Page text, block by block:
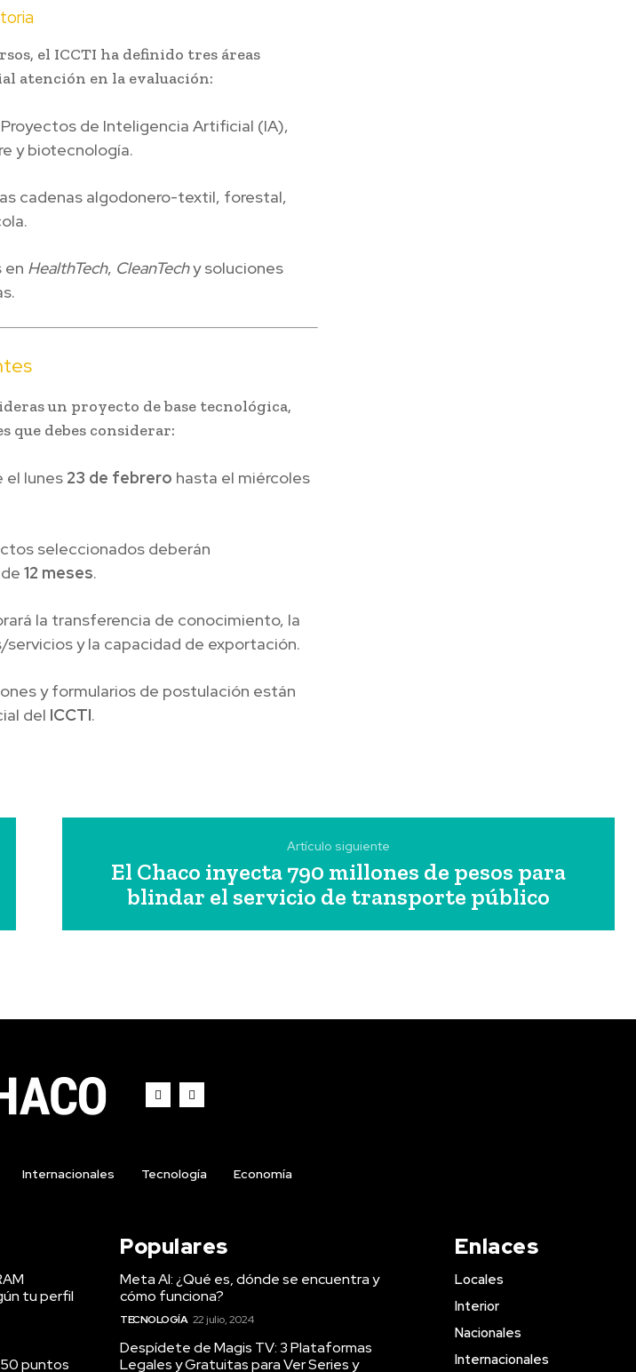
el ICCTI ha definido tres áreas
atención en la evaluación:
Proyectos de Inteligencia Artificial (IA),
y biotecnología.
cadenas algodonero-textil, forestal,
en HealthTech, CleanTechy soluciones
un proyecto de base tecnológica,
que debes considerar:
el lunes 23 de febrero hasta el miércoles
seleccionados deberán
12 meses.
la transferencia de conocimiento, la
y la capacidad de exportación.
y formularios de postulación están
del ICCTI.
Artículo siguiente
El Chaco inyecta 790 millones de pesos para
blindar el servicio de transporte público
Internacionales Tecnología Economía
tu perfil
puntos
Populares
Meta AI: ¿Qué es, dónde se encuentra y
cómo funciona?
TECNOLOGÍA 22 julio, 2024
Despídete de Magis TV: 3 Plataformas
Legales y Gratuitas para Ver Series y
Enlaces
Locales
Interior
Nacionales
Internacionales